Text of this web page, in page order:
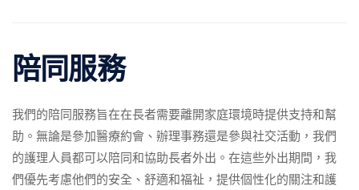
陪同服務
我們的陪同服務旨在在長者需要離開家庭環境時提供支持和幫
助。無論是參加醫療約會、辦理事務還是參與社交活動，我們
的護理人員都可以陪同和協助長者外出。在這些外出期間，我
們優先考慮他們的安全、舒適和福祉，提供個性化的關注和護